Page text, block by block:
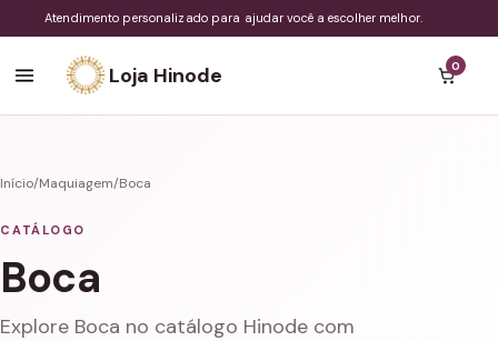
Atendimento personalizado para ajudar você a escolher melhor.
Loja Hinode 0
Início/Maquiagem/Boca
CATÁLOGO
Boca
Explore Boca no catálogo Hinode com